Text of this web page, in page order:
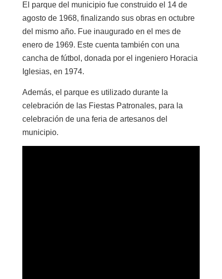
El parque del municipio fue construido el 14 de
agosto de 1968, finalizando sus obras en octubre
del mismo año. Fue inaugurado en el mes de
enero de 1969. Este cuenta también con una
cancha de fútbol, donada por el ingeniero Horacia
Iglesias, en 1974.
Además, el parque es utilizado durante la
celebración de las Fiestas Patronales, para la
celebración de una feria de artesanos del
municipio.